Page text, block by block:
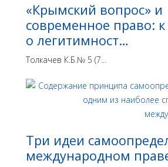
«Крымский вопрос» и
современное право: к
о легитимност…
Толкачев К.Б.№ 5 (7...
Три идеи
международном